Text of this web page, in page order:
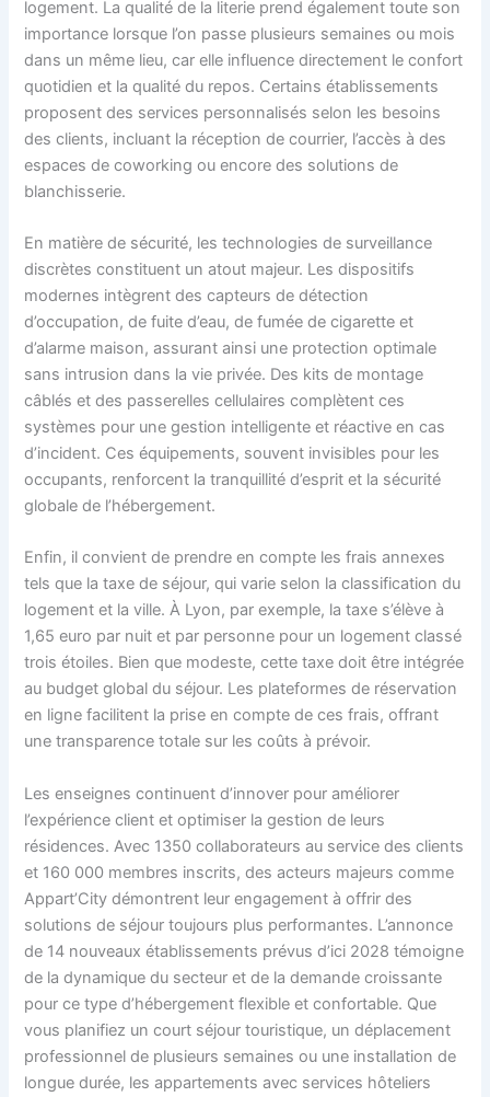
logement. La qualité de la literie prend également toute son
importance lorsque l’on passe plusieurs semaines ou mois
dans un même lieu, car elle influence directement le confort
quotidien et la qualité du repos. Certains établissements
proposent des services personnalisés selon les besoins
des clients, incluant la réception de courrier, l’accès à des
espaces de coworking ou encore des solutions de
blanchisserie.
En matière de sécurité, les technologies de surveillance
discrètes constituent un atout majeur. Les dispositifs
modernes intègrent des capteurs de détection
d’occupation, de fuite d’eau, de fumée de cigarette et
d’alarme maison, assurant ainsi une protection optimale
sans intrusion dans la vie privée. Des kits de montage
câblés et des passerelles cellulaires complètent ces
systèmes pour une gestion intelligente et réactive en cas
d’incident. Ces équipements, souvent invisibles pour les
occupants, renforcent la tranquillité d’esprit et la sécurité
globale de l’hébergement.
Enfin, il convient de prendre en compte les frais annexes
tels que la taxe de séjour, qui varie selon la classification du
logement et la ville. À Lyon, par exemple, la taxe s’élève à
1,65 euro par nuit et par personne pour un logement classé
trois étoiles. Bien que modeste, cette taxe doit être intégrée
au budget global du séjour. Les plateformes de réservation
en ligne facilitent la prise en compte de ces frais, offrant
une transparence totale sur les coûts à prévoir.
Les enseignes continuent d’innover pour améliorer
l’expérience client et optimiser la gestion de leurs
résidences. Avec 1350 collaborateurs au service des clients
et 160 000 membres inscrits, des acteurs majeurs comme
Appart’City démontrent leur engagement à offrir des
solutions de séjour toujours plus performantes. L’annonce
de 14 nouveaux établissements prévus d’ici 2028 témoigne
de la dynamique du secteur et de la demande croissante
pour ce type d’hébergement flexible et confortable. Que
vous planifiez un court séjour touristique, un déplacement
professionnel de plusieurs semaines ou une installation de
longue durée, les appartements avec services hôteliers